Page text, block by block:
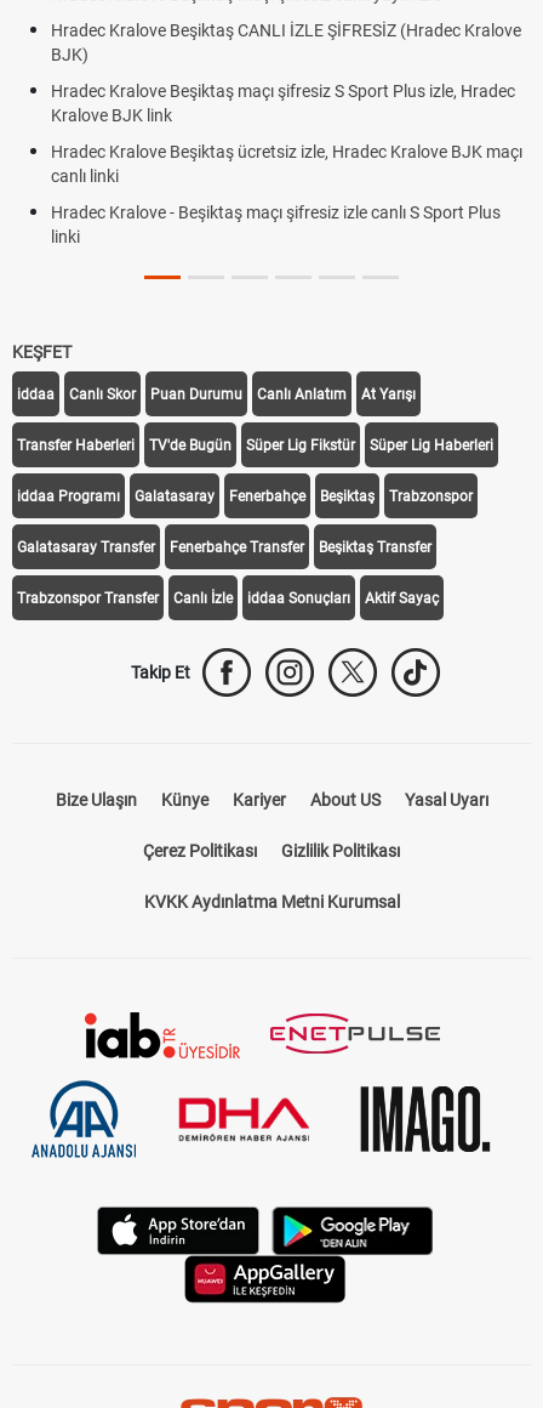
Beşiktaş CANLI İZLE ŞİFRESİZ (Hradec Kralove
Beşiktaş maçı şifresiz S Sport Plus izle, Hradec
Beşiktaş ücretsiz izle, Hradec Kralove BJK maçı
- Beşiktaş maçı şifresiz izle canlı S Sport Plus
Hradec
Trivela
Plonjon
KEŞFET
iddaa Canlı Skor Puan Durumu Canlı Anlatım At Yarışı
Transfer Haberleri TV'de Bugün Süper Lig Fikstür Süper Lig Haberleri
iddaa Programı Galatasaray Fenerbahçe Beşiktaş Trabzonspor
Galatasaray Transfer Fenerbahçe Transfer Beşiktaş Transfer
Trabzonspor Transfer Canlı İzle iddaa Sonuçları Aktif Sayaç
Takip Et
Bize Ulaşın Künye Kariyer About US Yasal Uyarı
Çerez Politikası Gizlilik Politikası
KVKK Aydınlatma Metni Kurumsal